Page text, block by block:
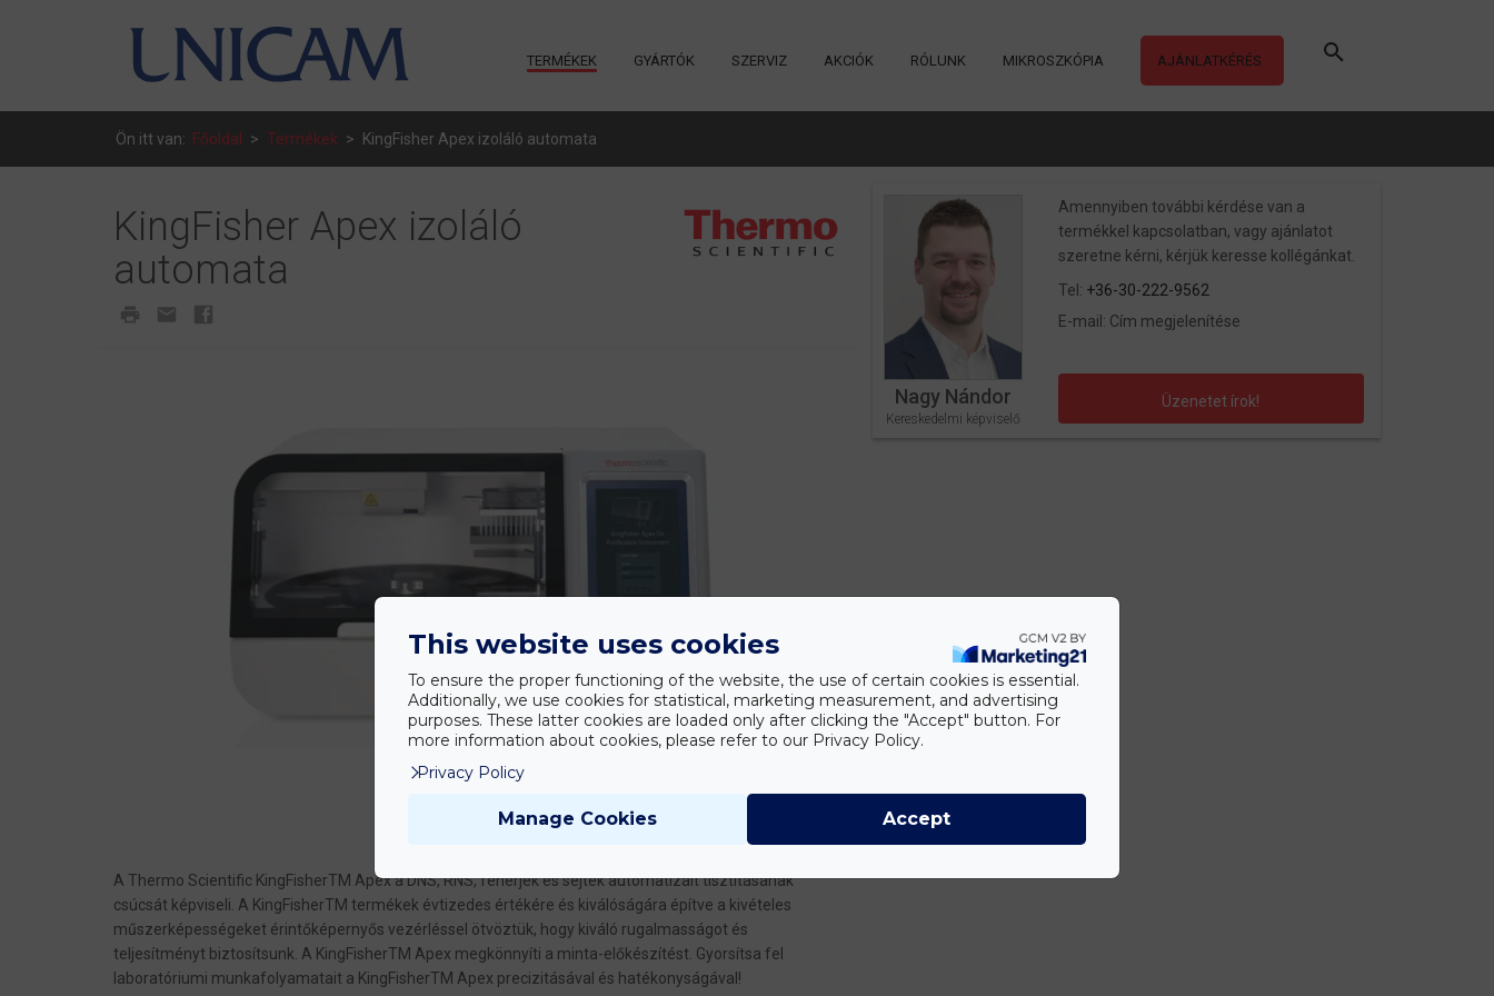
TERMÉKEK GYÁRTÓK SZERVIZ AKCIÓK RÓLUNK MIKROSZKÓPIA AJÁNLATKÉRÉS
Ön itt van: Főoldal > Termékek > KingFisher Apex izoláló automata
KingFisher Apex izoláló
automata
A Thermo Scientific KingFisherTM Apex a DNS, RNS, fehérjék és sejtek automatizált tisztításának
csúcsát képviseli. A KingFisherTM termékek évtizedes értékére és kiválóságára építve a kivételes
műszerképességeket érintőképernyős vezérléssel ötvöztük, hogy kiváló rugalmasságot és
teljesítményt biztosítsunk. A KingFisherTM Apex megkönnyíti a minta-előkészítést. Gyorsítsa fel
laboratóriumi munkafolyamatait a KingFisherTM Apex precizitásával és hatékonyságával!
Nagy Nándor
Kereskedelmi képviselő
Amennyiben további kérdése van a
termékkel kapcsolatban, vagy ajánlatot
szeretne kérni, kérjük keresse kollégánkat.
Tel: +36-30-222-9562
E-mail: Cím megjelenítése
Üzenetet írok!
This website uses cookies
To ensure the proper functioning of the website, the use of certain cookies is essential.
Additionally, we use cookies for statistical, marketing measurement, and advertising
purposes. These latter cookies are loaded only after clicking the "Accept" button. For
more information about cookies, please refer to our Privacy Policy.
Privacy Policy
Manage Cookies Accept